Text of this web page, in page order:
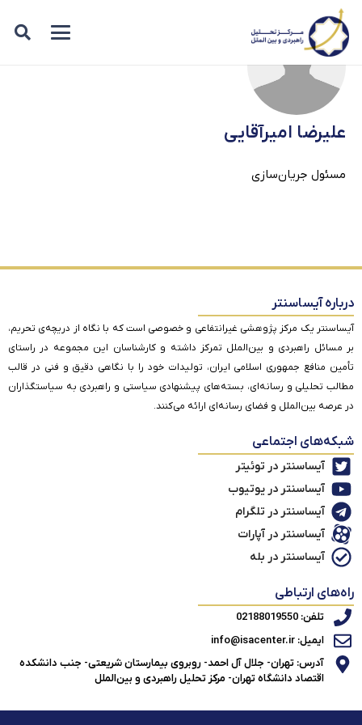
علیرضا امیرآقایی
مسئول جریان‌سازی
درباره آیساسنتر
آیساسنتر یک مرکز پژوهشی غیرانتفاعی و خصوصی است که با نگاه از دریچه‌ی تحریم،
بر مسائل راهبردی و بین‌الملل تمرکز داشته و کارشناسان این مجموعه در راستای
تأمین منافع جمهوری اسلامی ایران، تولیدات خود را با نگاهی دقیق و فنی در قالب
مطالب تحلیلی و رسانه‌ای، بسته‌های پیشنهادی سیاستی و راهبردی به سیاستگذاران
در عرصه بین‌الملل و فضای رسانه‌ای ارائه می‌کنند.
شبکه‌های اجتماعی
آیساسنتر در توئیتر
آیساسنتر در یوتیوب
آیساسنتر در تلگرام
آیساسنتر در آپارات
آیساسنتر در بله
راه‌های ارتباطی
تلفن: 02188019550
ایمیل: info@isacenter.ir
آدرس: تهران- جلال آل احمد- روبروی بیمارستان شریعتی- جنب دانشکده
اقتصاد دانشگاه تهران- مرکز تحلیل راهبردی و بین‌الملل